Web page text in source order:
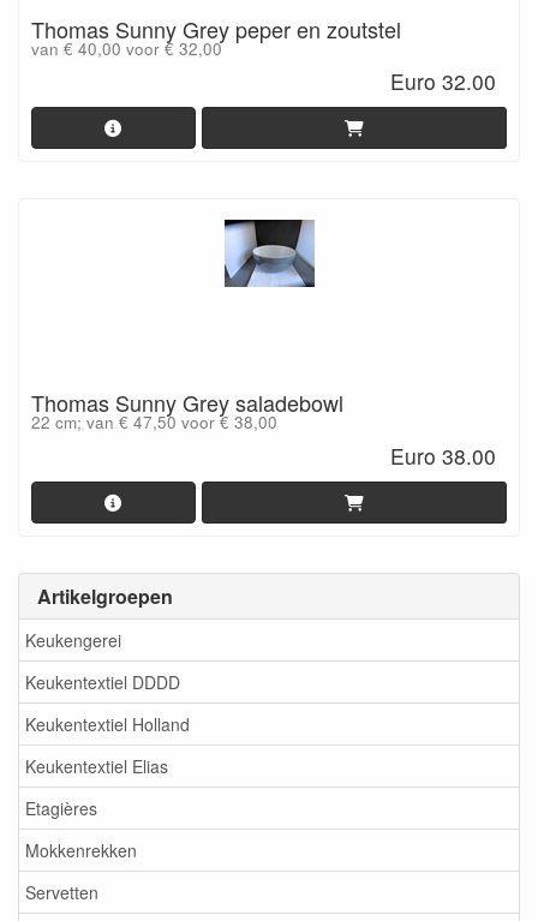
Artikelgroepen
Keukengerei
Keukentextiel DDDD
Keukentextiel Holland
Keukentextiel Elias
Etagières
Mokkenrekken
Servetten
Thomas Sunny Grey peper en zoutstel
van € 40,00 voor € 32,00
Euro 32.00
Thomas Sunny Grey saladebowl
22 cm; van € 47,50 voor € 38,00
Euro 38.00